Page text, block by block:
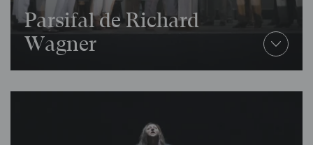
Parsifalde Richard
Wagner